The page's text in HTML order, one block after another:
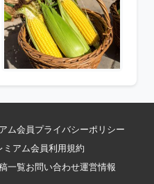
ム会員 プライバシーポリシー
ミアム会員利用規約
一覧お問い合わせ運営情報